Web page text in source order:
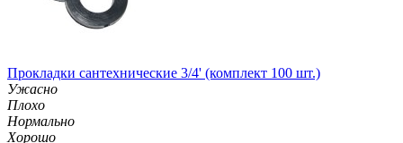
Прокладки сантехнические 3/4' (комплект 100 шт.)
Ужасно
Плохо
Нормально
Хорошо